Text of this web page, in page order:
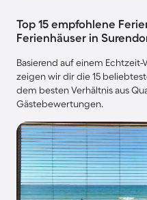
Top 15 empfohlene
Ferienhäuser in
Basierend auf einem
zeigen wir dir die 15
dem besten Verhältnis aus
Gästebewertungen.